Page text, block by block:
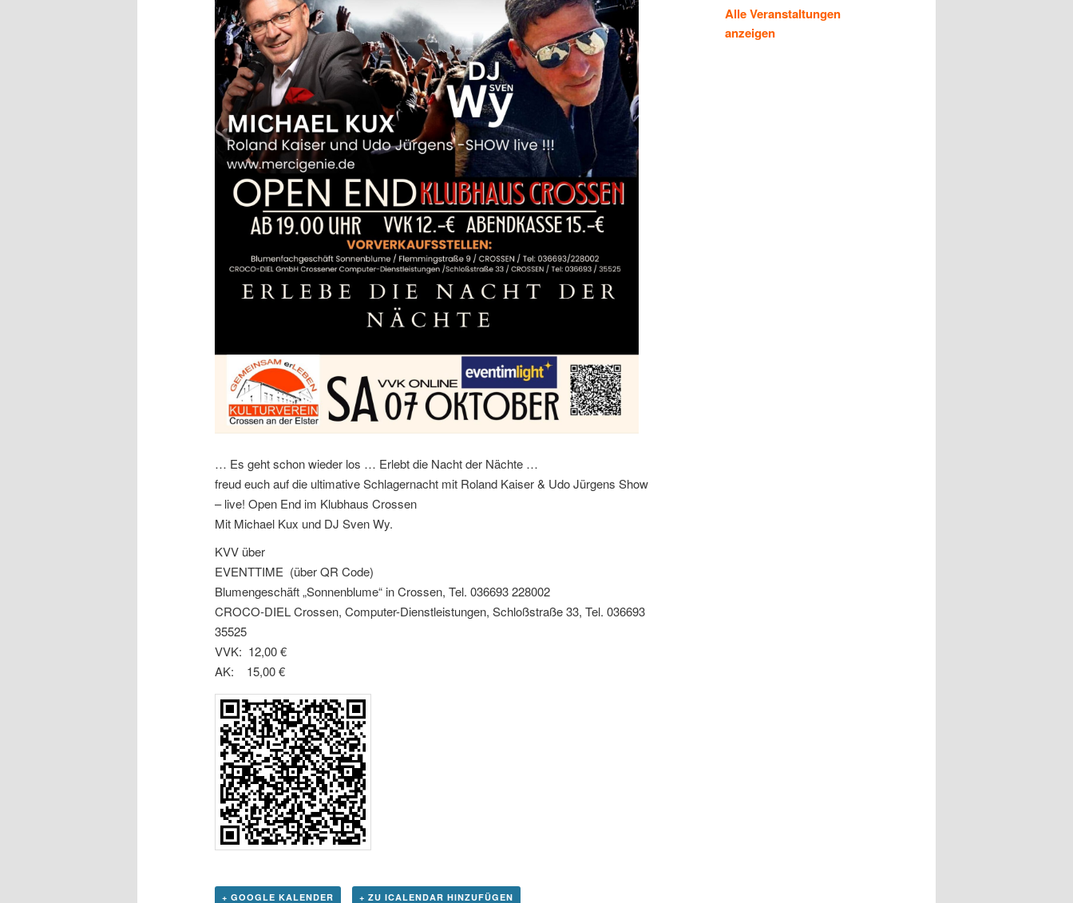
… Es geht schon wieder los … Erlebt die Nacht der Nächte …
freud euch auf die ultimative Schlagernacht mit Roland Kaiser & Udo Jürgens Show
– live! Open End im Klubhaus Crossen
Mit Michael Kux und DJ Sven Wy.
KVV über
EVENTTIME (über QR Code)
Blumengeschäft „Sonnenblume“ in Crossen, Tel. 036693 228002
CROCO-DIEL Crossen, Computer-Dienstleistungen, Schloßstraße 33, Tel. 036693
35525
VVK: 12,00 €
AK: 15,00 €
+ GOOGLE KALENDER + ZU ICALENDAR HINZUFÜGEN
Alle Veranstaltungen
anzeigen